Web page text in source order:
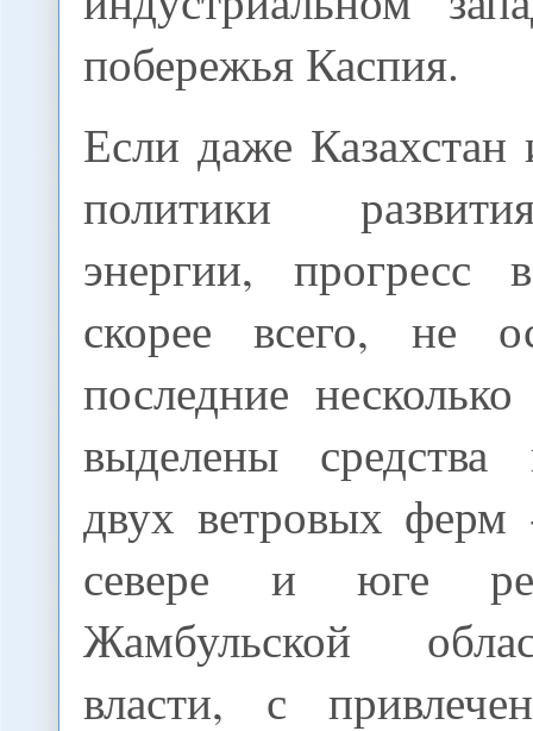
побережья Каспия.
Если даже Казахстан
политики
энергии, прогресс
скорее всего, не
последние
выделены средства
двух ветровых
севере и юге
Жамбульской
власти, с